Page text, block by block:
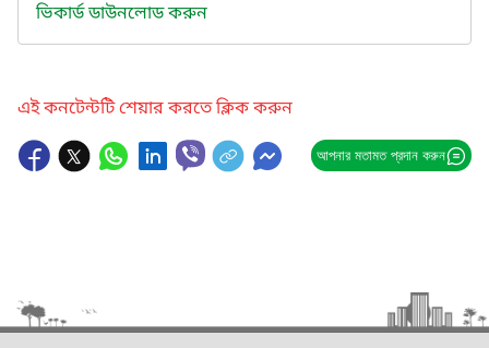
ভিকার্ড ডাউনলোড করুন
এই কনটেন্টটি শেয়ার করতে ক্লিক করুন
আপনার মতামত প্রদান করুন